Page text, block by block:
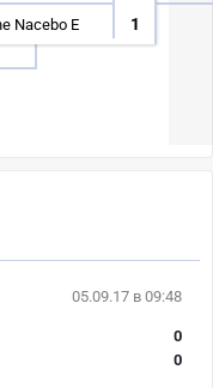
Nacebo E 1
05.09.17 в 09:48
0
0